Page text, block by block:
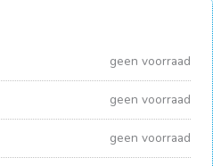
geen voorraad
geen voorraad
geen voorraad